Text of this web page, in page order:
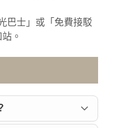
巴士」或「免費接駁
。